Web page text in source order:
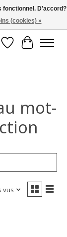
Liste dePanier
mot-
vus
fonctionnel. D'accord?
(cookies) »